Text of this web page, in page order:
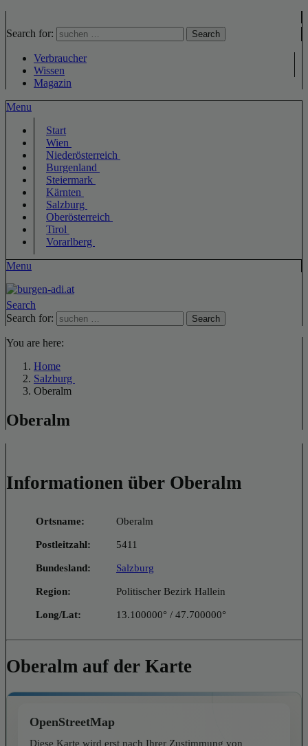
Search for: Search
Verbraucher
Wissen
Magazin
Menu
Start
Wien
Niederösterreich
Burgenland
Steiermark
Kärnten
Salzburg
Oberösterreich
Tirol
Vorarlberg
Menu
Search
Search for:
Search
You are here:
Home
Salzburg
Oberalm
Oberalm
Informationen über Oberalm
Ortsname: Oberalm
Postleitzahl: 5411
Bundesland: Salzburg
Region: Politischer Bezirk Hallein
Long/Lat: 13.100000° / 47.700000°
Oberalm auf der Karte
OpenStreetMap
Diese Karte wird erst nach Ihrer Zustimmung von